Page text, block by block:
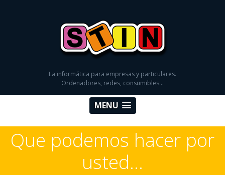
La informática para empresas y particulares.
Ordenadores, redes, consumibles...
MENU
Que podemos hacer por
usted...